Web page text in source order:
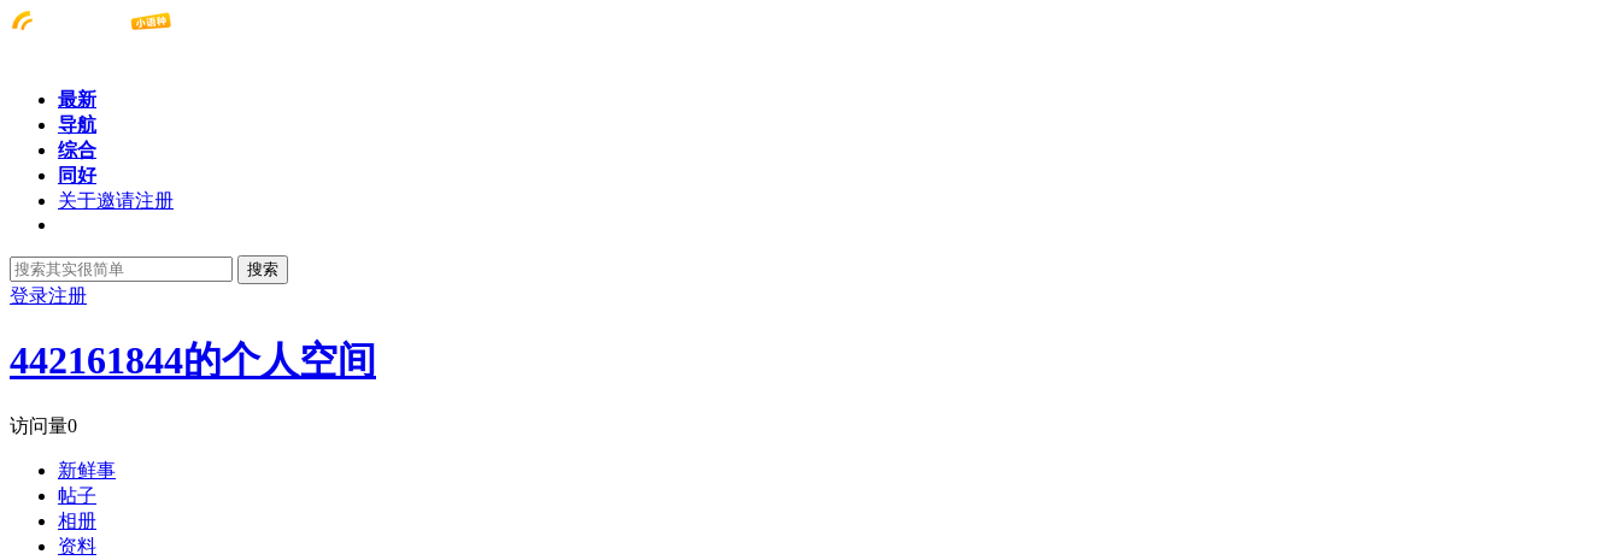
最新
导航
综合
同好
关于邀请注册
搜索
登录注册
442161844的个人空间
访问量0
新鲜事
帖子
相册
资料